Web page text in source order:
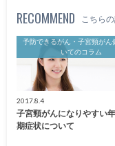
RECOMMEND こちら
予防できるがん・子宮頸がん
いてのコラム
2017.8.4
子宮頸がんになりやすい
期症状について